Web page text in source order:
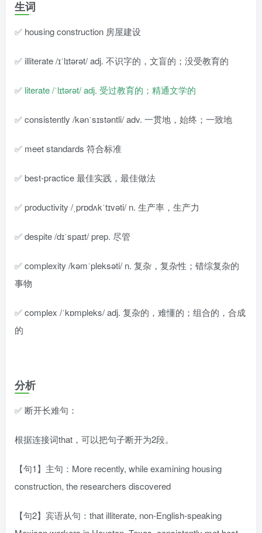
生词
✅ housing construction 房屋建设
✅ illiterate /ɪˈlɪtərət/ adj. 不识字的，文盲的；没受教育的
✅ literate /ˈlɪtərət/ adj. 受过教育的；精通文学的
✅ consistently /kənˈsɪstəntli/ adv. 一贯地，始终；一致地
✅ meet standards 符合标准
✅ best-practice 最佳实践，最佳做法
✅ productivity /ˌprɒdʌkˈtɪvəti/ n. 生产率，生产力
✅ despite /dɪˈspaɪt/ prep. 尽管
✅ complexity /kəmˈpleksəti/ n. 复杂，复杂性；错综复杂的
事物
✅ complex /ˈkɒmpleks/ adj. 复杂的，难懂的；组合的，合成
的
分析
✅ 断开长难句：
根据连接词that，可以把句子断开为2段。
【句1】主句：More recently, while examining housing
construction, the researchers discovered
【句2】宾语从句：that illiterate, non-English-speaking